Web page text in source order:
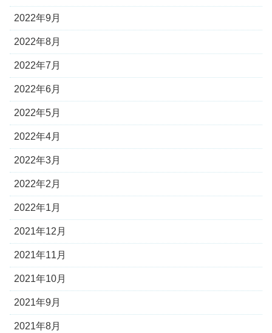
2022年9月
2022年8月
2022年7月
2022年6月
2022年5月
2022年4月
2022年3月
2022年2月
2022年1月
2021年12月
2021年11月
2021年10月
2021年9月
2021年8月